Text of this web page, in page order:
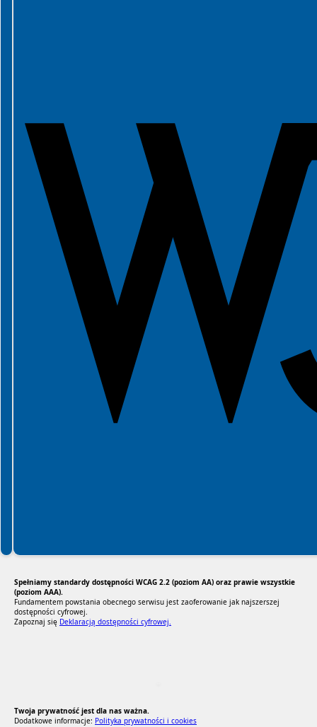
Spełniamy standardy dostępności WCAG 2.2 (poziom AA) oraz prawie wszystkie
(poziom AAA).
Fundamentem powstania obecnego serwisu jest zaoferowanie jak najszerszej
dostępności cyfrowej.
Zapoznaj się Deklaracją dostępności cyfrowej.
Twoja prywatność jest dla nas ważna.
Dodatkowe informacje: Polityka prywatności i cookies